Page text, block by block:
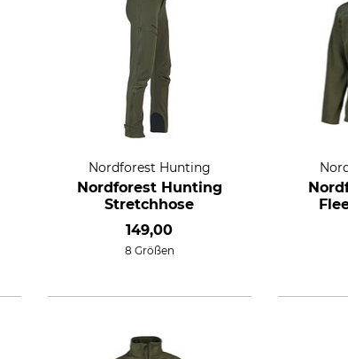
Nordforest Hunting
Nordforest Hunting
Stretchhose
149,00
8 Größen